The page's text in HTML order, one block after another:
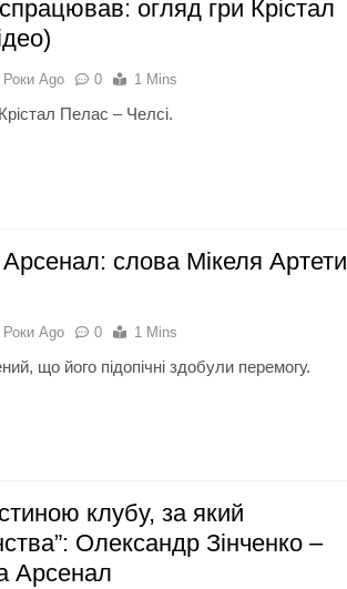
огляд гри Крістал
Роки Ago 0 1 Mins
Пелас – Челсі.
слова Мікеля Артети
Роки Ago 0 1 Mins
що його підопічні здобули перемогу.
клубу, за який
Олександр Зінченко –
Арсенал